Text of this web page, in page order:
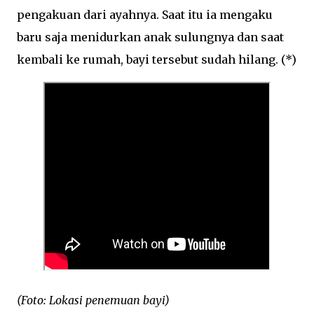
pengakuan dari ayahnya. Saat itu ia mengaku
baru saja menidurkan anak sulungnya dan saat
kembali ke rumah, bayi tersebut sudah hilang. (*)
(Foto: Lokasi penemuan bayi)